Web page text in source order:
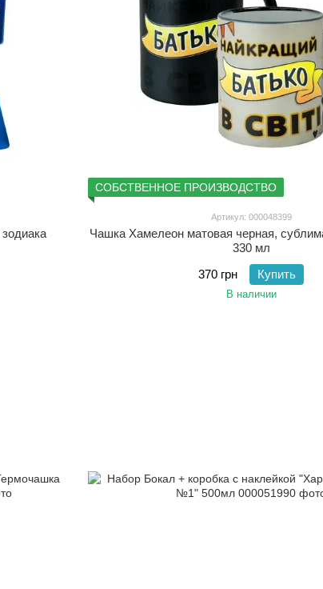
СОБСТВЕННОЕ ПРОИЗВОДСТВО
Артикул: 000048399
Чашка Хамелеон матовая черная,
330 мл
370 грн
Купить
В наличии